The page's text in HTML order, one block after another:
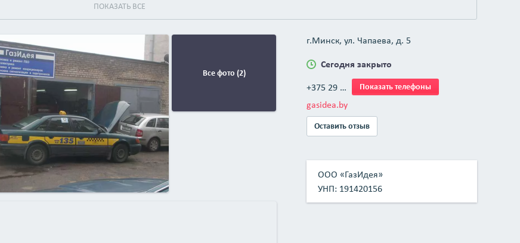
ПОКАЗАТЬ ВСЕ
Все фото (2)
г.Минск, ул. Чапаева, д. 5
Сегодня закрыто
+375 29 … Показать телефоны
gasidea.by
Оставить отзыв
ООО «ГазИдея»
УНП: 191420156